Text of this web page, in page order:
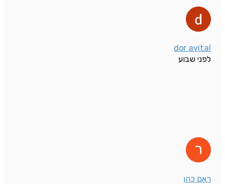
dor avital
לפני שבוע
ראם כהן